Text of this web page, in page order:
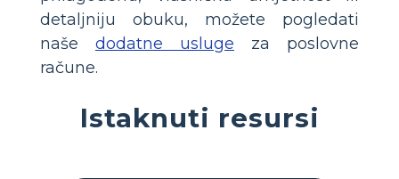
detaljniju obuku, možete pogledati
naše dodatne usluge za poslovne
račune.
Istaknuti resursi